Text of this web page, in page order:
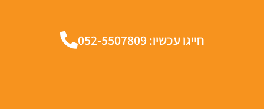
חייגו עכשיו: 052-5507809